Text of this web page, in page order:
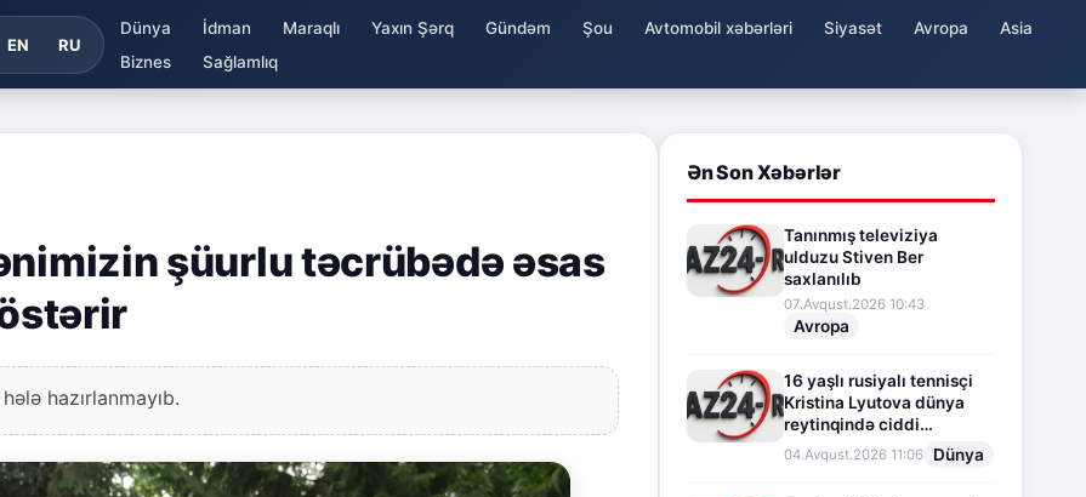
EN RU
Dünya İdman Maraqlı Yaxın Şərq Gündəm Şou Avtomobil xəbərləri Siyasət Avropa
Asia
Biznes
Sağlamlıq
şüurlu təcrübədə əsas
hazırlanmayıb.
Ən Son Xəbərlər
Tanınmış televiziya
ulduzu Stiven Ber
saxlanılıb
07.Avqust.2026 10:43
Avropa
16 yaşlı rusiyalı tennisçi
Kristina Lyutova dünya
reytinqində ciddi
irəliləyişə imza atdı
04.Avqust.2026 11:06 Dünya